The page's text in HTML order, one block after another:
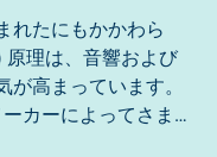
れたにもかかわら
原理は、音響および
高まっています。
カーによってさまざ